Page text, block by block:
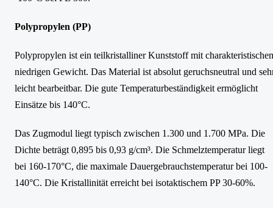
Polypropylen (PP)
Polypropylen ist ein teilkristalliner Kunststoff mit
niedrigen Gewicht. Das Material ist absolut geruchsneutral und
leicht bearbeitbar. Die gute Temperaturbeständigkeit ermöglicht
Einsätze bis 140°C.
Das Zugmodul liegt typisch zwischen 1.300 und 1.700 MPa. Die
Dichte beträgt 0,895 bis 0,93 g/cm³. Die Schmelztemperatur liegt
bei 160-170°C, die maximale Dauergebrauchstemperatur bei 100-
140°C. Die Kristallinität erreicht bei isotaktischem PP 30-60%.